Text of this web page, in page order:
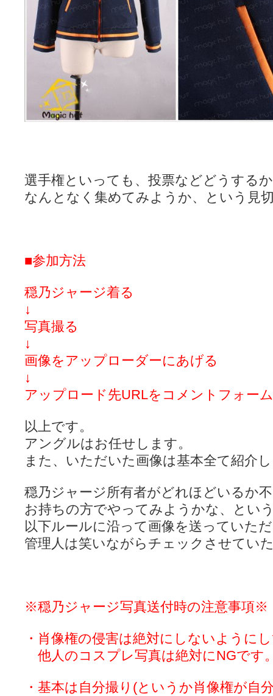
選手権といっても、投票などどうする
なんとなく集めてみようか、という見
■参加方法
穏乃ジャージ着る
↓
写真撮る
↓
画像をアップローダーにあげる
↓
アップロード先URLをコメントフォー
以上です。
アングルはお任せします。
また、いただいた画像は基本全て紹介
穏乃ジャージ所有者がどれほどいるか
お持ちの方でやってみようかな、とい
以下ルールに沿って画像を送っていた
管理人は笑いながらチェックさせてい
※穏乃ジャージ写真送付時の注意事項※
・肖像権の侵害は絶対にしないように
他人のコスプレ写真は絶対にNGです
・基本は自分撮り(というか肖像権が自